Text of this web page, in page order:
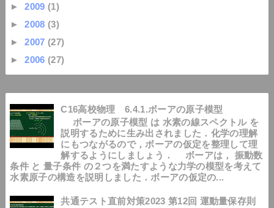
►2009 (1)
►2008 (3)
►2007 (27)
►2006 (27)
C16高校物理 6.4.1.ボーアの原子模型
ボーアの原子模型 は 水素の線スペクトル を
説明するために生み出されました．化学の理解
にもつながるので，ボーアの仮定を整理して理
解するようにしましょう． ボーアは， 振動数
条件 と 量子条件 の２つを満たすような力学の模型を考えて
水素原子の構造を説明しました．ボーアの仮定の...
共通テスト直前対策2023 第12回 運動量保存則